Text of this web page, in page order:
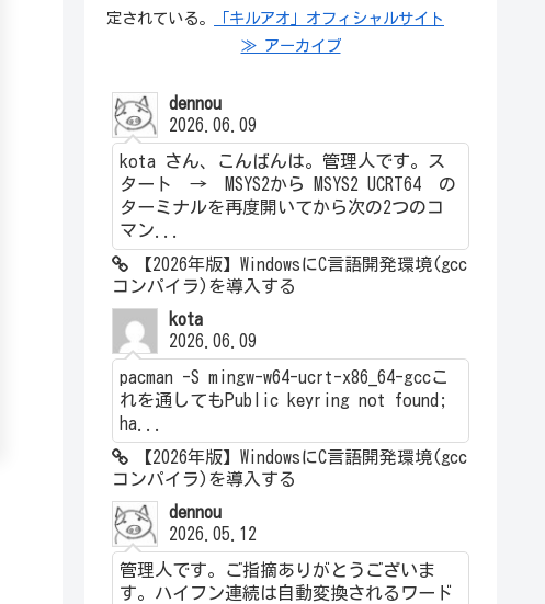
定されている。
「キルアオ」オフィシャルサイト
≫ アーカイブ
dennou
2026.06.09
kota さん、こんばんは。管理人です。ス
タート → MSYS2から MSYS2 UCRT64 の
ターミナルを再度開いてから次の2つのコ
マン...
【2026年版】WindowsにC言語開発環境(gcc
コンパイラ)を導入する
kota
2026.06.09
pacman -S mingw-w64-ucrt-x86_64-gccこ
れを通してもPublic keyring not found;
ha...
【2026年版】WindowsにC言語開発環境(gcc
コンパイラ)を導入する
dennou
2026.05.12
管理人です。ご指摘ありがとうございま
す。ハイフン連続は自動変換されるワード